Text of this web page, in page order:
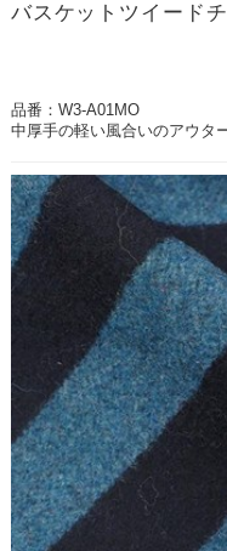
バスケットツイード
品番：W3-A01MO
中厚手の軽い風合いのアウタ